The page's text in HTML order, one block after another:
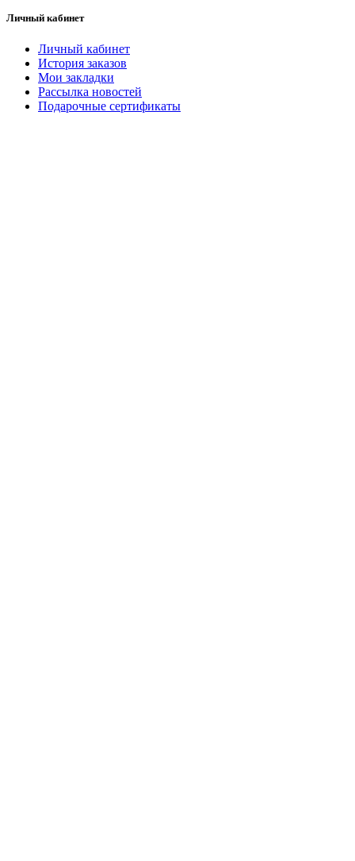
Личный кабинет
Личный кабинет
История заказов
Мои закладки
Рассылка новостей
Подарочные сертификаты